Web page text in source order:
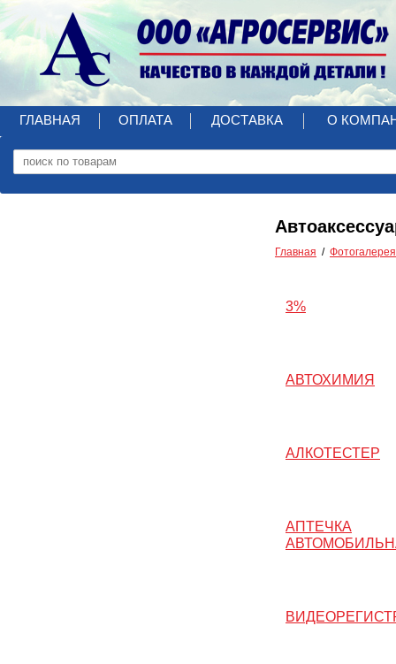
ГЛАВНАЯ ОПЛАТА ДОСТАВКА О
Главная Фотогалерея
3%
АВТОХИМИЯ
АЛКОТЕСТЕР
АПТЕЧКА